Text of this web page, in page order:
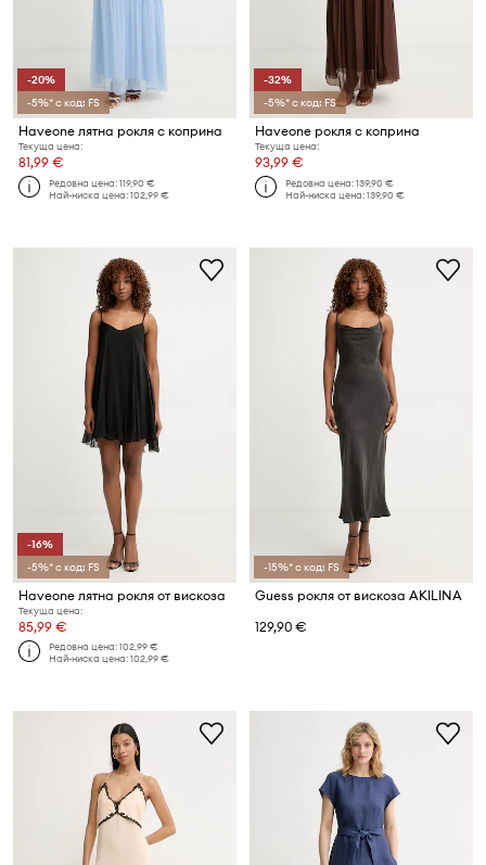
-20%
-5%* с код: FS
Haveone лятна рокля с коприна
Текуща цена:
81,99 €
Редовна цена:119,90 €
Най-ниска цена:102,99 €
-32%
-5%* с код: FS
Haveone рокля с коприна
Текуща цена:
93,99 €
Редовна цена:139,90 €
Най-ниска цена:139,90 €
-16%
-5%* с код: FS
Haveone лятна рокля от вискоза
Текуща цена:
85,99 €
Редовна цена:102,99 €
Най-ниска цена:102,99 €
-15%* с код: FS
Guess рокля от вискоза AKILINA
129,90 €